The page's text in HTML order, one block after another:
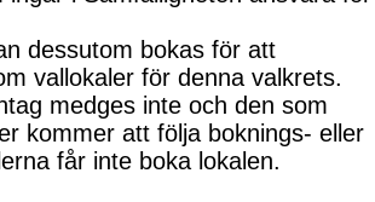
dessutom bokas för att
vallokaler för denna valkrets.
medges inte och den som
kommer att följa boknings- eller
får inte boka lokalen.